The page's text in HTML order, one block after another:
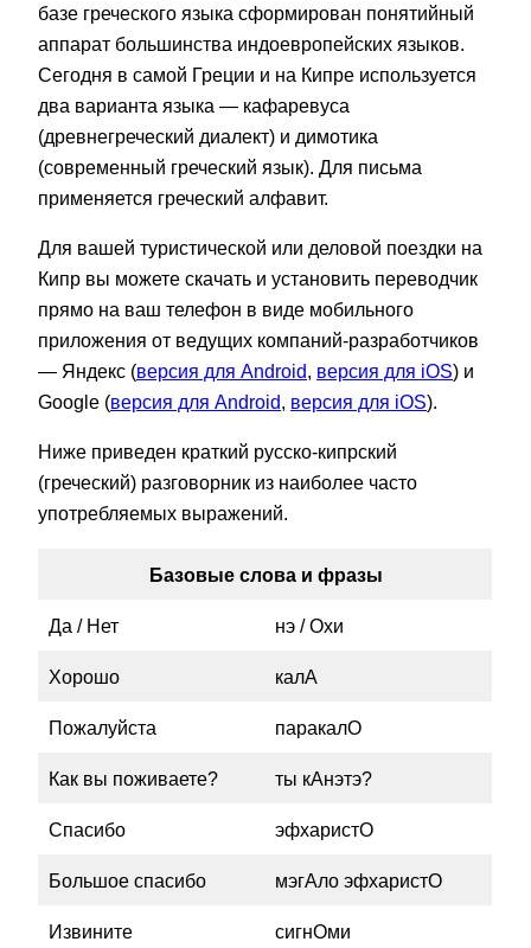
базе греческого языка сформирован понятийный
аппарат большинства индоевропейских языков.
Сегодня в самой Греции и на Кипре используется
два варианта языка — кафаревуса
(древнегреческий диалект) и димотика
(современный греческий язык). Для письма
применяется греческий алфавит.
Для вашей туристической или деловой поездки на
Кипр вы можете скачать и установить переводчик
прямо на ваш телефон в виде мобильного
приложения от ведущих компаний-разработчиков
— Яндекс (версия для Android, версия для iOS) и
Google (версия для Android, версия для iOS).
Ниже приведен краткий русско-кипрский
(греческий) разговорник из наиболее часто
употребляемых выражений.
Базовые слова и фразы
Да / Нет нэ / Охи
Хорошо калА
Пожалуйста паракалО
Как вы поживаете? ты кАнэтэ?
Спасибо эфхаристО
Большое спасибо мэгАло эфхаристО
Извините сигнОми